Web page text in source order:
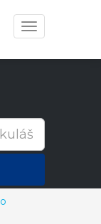
Toggle
navigation